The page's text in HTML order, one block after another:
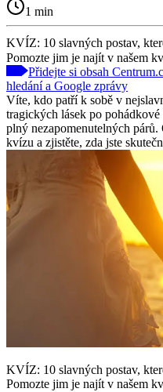
1 min
KVÍZ: 10 slavných postav,
Pomozte jim je najít v našem
Přidejte si obsah
hledání a Google zprávy
Víte, kdo patří k sobě v
tragických lásek po
plný nezapomenutelných párů.
kvízu a zjistěte, zda jste
KVÍZ: 10 slavných postav,
Pomozte jim je najít v našem